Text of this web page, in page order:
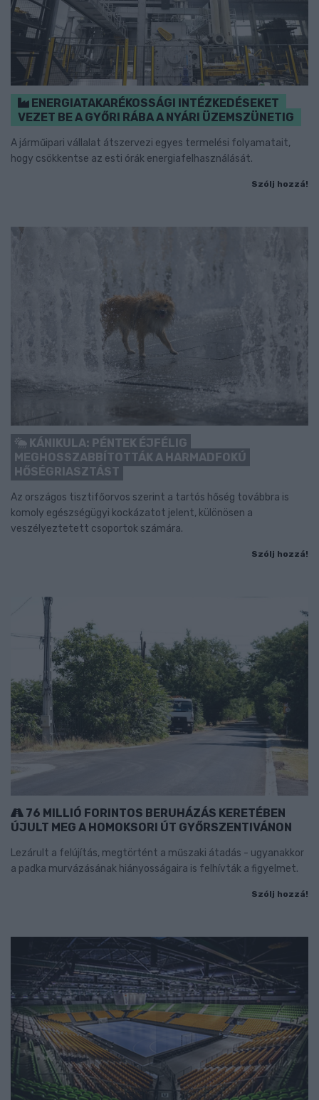
ENERGIATAKARÉKOSSÁGI INTÉZKEDÉSEKET
VEZET BE A GYŐRI RÁBA A NYÁRI ÜZEMSZÜNETIG
A járműipari vállalat átszervezi egyes termelési folyamatait,
hogy csökkentse az esti órák energiafelhasználását.
Szólj hozzá!
KÁNIKULA: PÉNTEK ÉJFÉLIG
MEGHOSSZABBÍTOTTÁK A HARMADFOKÚ
HŐSÉGRIASZTÁST
Az országos tisztifőorvos szerint a tartós hőség továbbra is
komoly egészségügyi kockázatot jelent, különösen a
veszélyeztetett csoportok számára.
Szólj hozzá!
76 MILLIÓ FORINTOS BERUHÁZÁS KERETÉBEN
ÚJULT MEG A HOMOKSORI ÚT GYŐRSZENTIVÁNON
Lezárult a felújítás, megtörtént a műszaki átadás - ugyanakkor
a padka murvázásának hiányosságaira is felhívták a figyelmet.
Szólj hozzá!